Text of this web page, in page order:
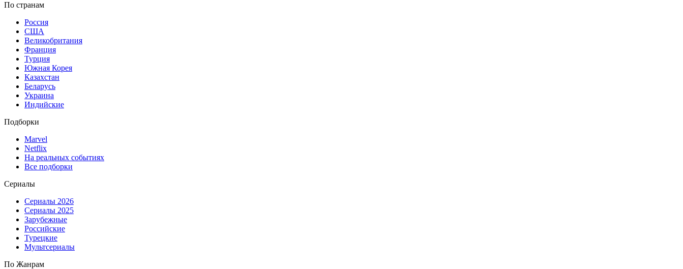
По странам
Россия
США
Великобритания
Франция
Турция
Южная Корея
Казахстан
Беларусь
Украина
Индийские
Подборки
Marvel
Netflix
На реальных событиях
Все подборки
Сериалы
Сериалы 2026
Сериалы 2025
Зарубежные
Российские
Турецкие
Мультсериалы
По Жанрам